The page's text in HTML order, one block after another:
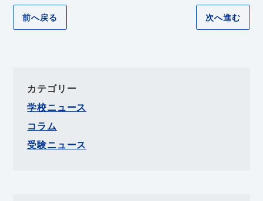
前へ戻る 次へ進む
カテゴリー
学校ニュース
コラム
受験ニュース